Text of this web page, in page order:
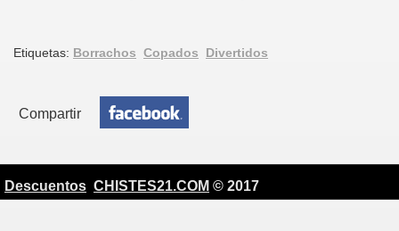
Etiquetas: Borrachos Copados Divertidos
Compartir
Descuentos CHISTES21.COM © 2017